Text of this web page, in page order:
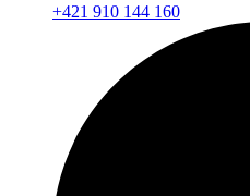
+421 910 144 160